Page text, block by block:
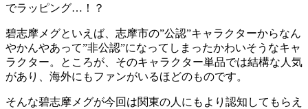
でラッピング…！？
碧志摩メグといえば、志摩市の”公認”キャラクターからなん
やかんやあって”非公認”になってしまったかわいそうなキャ
ラクター。ところが、そのキャラクター単品では結構な人気
があり、海外にもファンがいるほどのものです。
そんな碧志摩メグが今回は関東の人にもより認知してもらえ